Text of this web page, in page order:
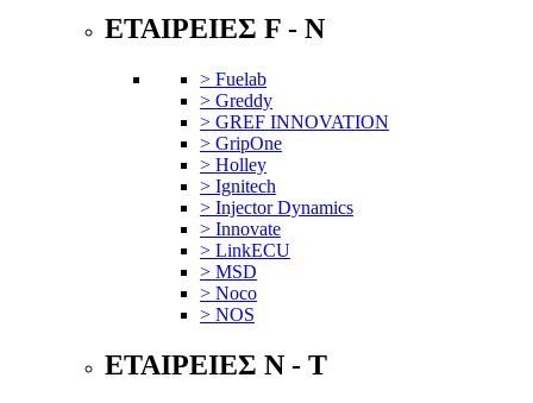
ΕΤΑΙΡΕΙΕΣ F - N
> Fuelab
> Greddy
> GREF INNOVATION
> GripOne
> Holley
> Ignitech
> Injector Dynamics
> Innovate
> LinkECU
> MSD
> Noco
> NOS
ΕΤΑΙΡΕΙΕΣ N - T